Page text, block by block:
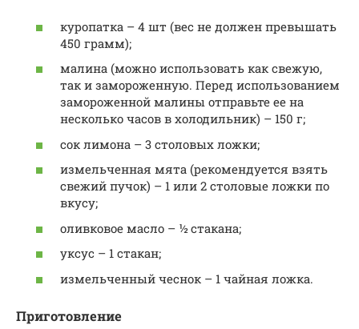
куропатка – 4 шт (вес не должен превышать
450 грамм);
малина (можно использовать как свежую,
так и замороженную. Перед использованием
замороженной малины отправьте ее на
несколько часов в холодильник) – 150 г;
сок лимона – 3 столовых ложки;
измельченная мята (рекомендуется взять
свежий пучок) – 1 или 2 столовые ложки по
вкусу;
оливковое масло – ½ стакана;
уксус – 1 стакан;
измельченный чеснок – 1 чайная ложка.
Приготовление